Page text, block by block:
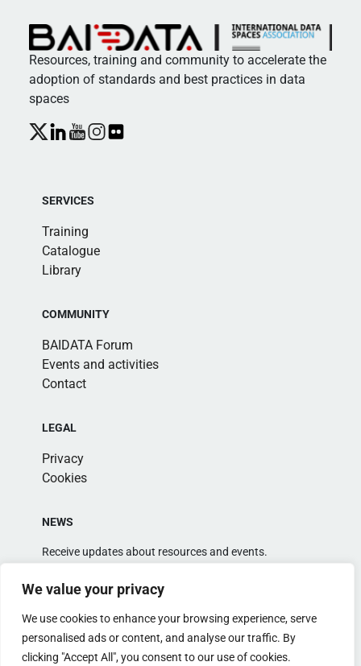
We value your privacy
We use cookies to enhance your browsing experience, serve
personalised ads or content, and analyse our traffic. By
clicking "Accept All", you consent to our use of cookies.
Resources, training and community to accelerate the
adoption of standards and best practices in data
spaces
SERVICES
Training
Catalogue
Library
COMMUNITY
BAIDATA Forum
Events and activities
Contact
LEGAL
Privacy
Cookies
NEWS
Receive updates about resources and events.